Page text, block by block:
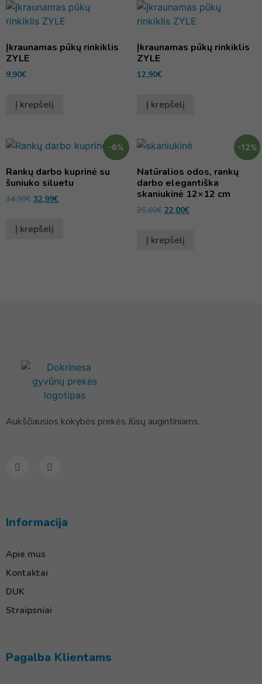
Įkraunamas pūkų rinkiklis
ZYLE
9,90€
Į krepšelį
Įkraunamas pūkų rinkiklis
ZYLE
12,90€
Į krepšelį
-6%
Rankų darbo kuprinė su
šuniuko siluetu
34,99€ 32,99€
Į krepšelį
-12%
Natūralios odos, rankų
darbo elegantiška
skaniukinė 12×12 cm
25,00€ 22,00€
Į krepšelį
Aukščiausios kokybės prekės Jūsų augintiniams.
Informacija
Apie mus
Kontaktai
DUK
Straipsniai
Pagalba Klientams